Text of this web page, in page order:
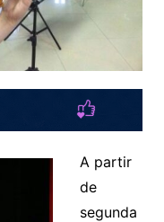
A partir
de
segunda